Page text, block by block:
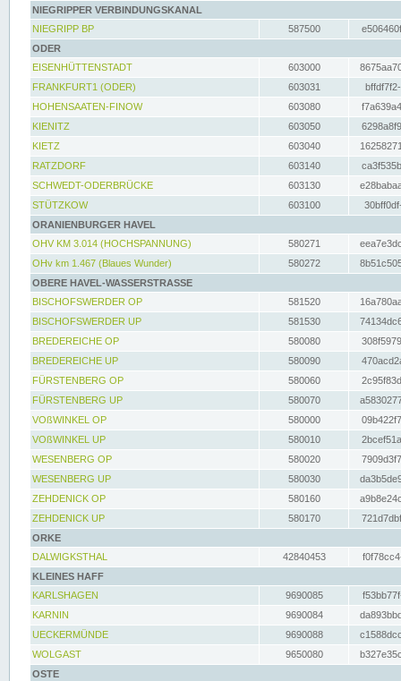
NIEGRIPPER VERBINDUNGSKANAL
NIEGRIPP BP
587500
ODER
EISENHÜTTENSTADT
603000
FRANKFURT1 (ODER)
603031
HOHENSAATEN-FINOW
603080
KIENITZ
603050
KIETZ
603040
RATZDORF
603140
SCHWEDT-ODERBRÜCKE
603130
STÜTZKOW
603100
ORANIENBURGER HAVEL
OHV KM 3.014 (HOCHSPANNUNG)
580271
OHv km 1.467 (Blaues Wunder)
580272
OBERE HAVEL-WASSERSTRASSE
BISCHOFSWERDER OP
581520
BISCHOFSWERDER UP
581530
BREDEREICHE OP
580080
BREDEREICHE UP
580090
FÜRSTENBERG OP
580060
FÜRSTENBERG UP
580070
VOßWINKEL OP
580000
VOßWINKEL UP
580010
WESENBERG OP
580020
WESENBERG UP
580030
ZEHDENICK OP
580160
ZEHDENICK UP
580170
ORKE
DALWIGKSTHAL
42840453
KLEINES HAFF
KARLSHAGEN
9690085
KARNIN
9690084
UECKERMÜNDE
9690088
WOLGAST
9650080
OSTE